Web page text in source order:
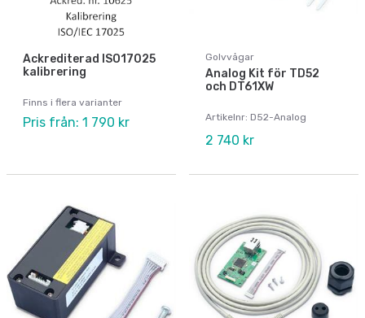
Ackrediterad ISO17025
kalibrering
Finns i flera varianter
Pris från: 1 790 kr
Golvvågar
Analog Kit för TD52
och DT61XW
Artikelnr: D52-Analog
2 740 kr